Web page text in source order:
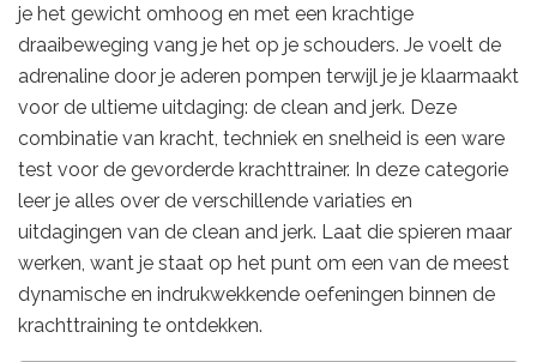
je het gewicht omhoog en met een krachtige
draaibeweging vang je het op je schouders. Je voelt de
adrenaline door je aderen pompen terwijl je je klaarmaakt
voor de ultieme uitdaging: de clean and jerk. Deze
combinatie van kracht, techniek en snelheid is een ware
test voor de gevorderde krachttrainer. In deze categorie
leer je alles over de verschillende variaties en
uitdagingen van de clean and jerk. Laat die spieren maar
werken, want je staat op het punt om een van de meest
dynamische en indrukwekkende oefeningen binnen de
krachttraining te ontdekken.